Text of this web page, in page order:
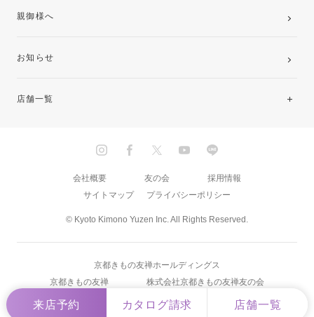
来店予約 カタログ請求 店舗一覧
親御様へ
お知らせ
店舗一覧
九州
© Kyoto Kimono Yuzen Inc. All Rights Reserved.
会社概要 友の会
採用情報
サイトマップ
プライバシーポリシー
京都きもの友禅ホールディングス
京都きもの友禅
株式会社京都きもの友禅友の会